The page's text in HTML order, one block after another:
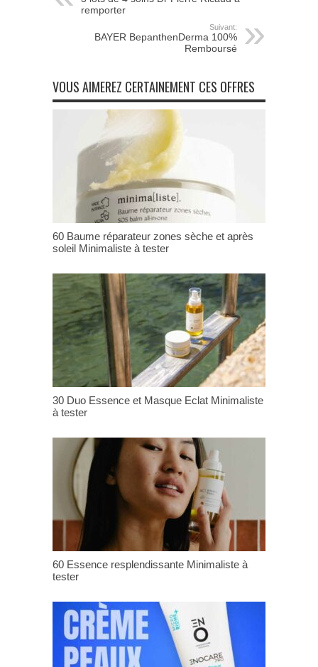
remporter
Suivant:
BAYER BepanthenDerma 100%
Remboursé
VOUS AIMEREZ CERTAINEMENT CES OFFRES
60 Baume réparateur zones sèche et après
soleil Minimaliste à tester
30 Duo Essence et Masque Eclat Minimaliste
à tester
60 Essence resplendissante Minimaliste à
tester